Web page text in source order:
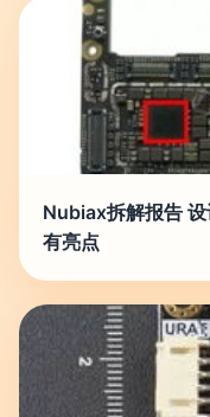
Nubiax拆解报告
有亮点